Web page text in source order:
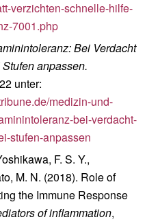
verzichten-schnelle-hilfe-
7001.php
Bei Verdacht
anpassen.
unter:
medizin-und-
bei-verdacht-
stufen-anpassen
F. S. Y.,
M. N. (2018). Role of
the Immune Response
of inflammation,